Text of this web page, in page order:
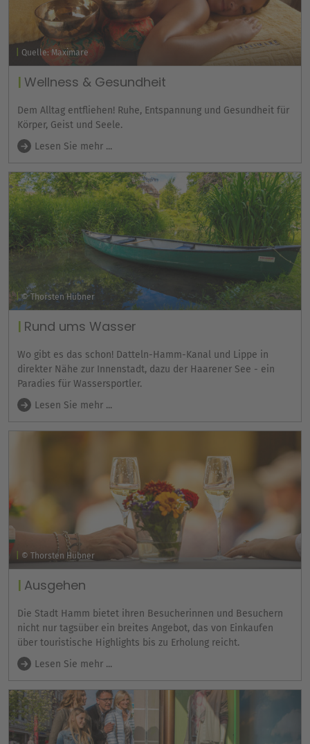
Quelle: Maximare
Wellness & Gesundheit
Dem Alltag entfliehen! Ruhe, Entspannung und Gesundheit für
Körper, Geist und Seele.
Lesen Sie mehr ...
© Thorsten Hübner
Rund ums Wasser
Wo gibt es das schon! Datteln-Hamm-Kanal und Lippe in
direkter Nähe zur Innenstadt, dazu der Haarener See - ein
Paradies für Wassersportler.
Lesen Sie mehr ...
© Thorsten Hübner
Ausgehen
Die Stadt Hamm bietet ihren Besucherinnen und Besuchern
nicht nur tagsüber ein breites Angebot, das von Einkaufen
über touristische Highlights bis zu Erholung reicht.
Lesen Sie mehr ...